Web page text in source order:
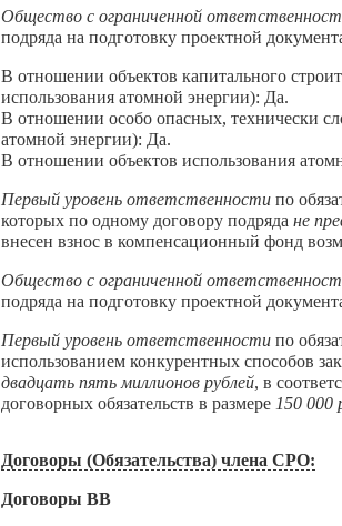
Общество с ограниченной
подряда на подготовку проектной
В отношении объектов капитального
использования атомной энергии): Да.
В отношении особо опасных, технически
атомной энергии): Да.
В отношении объектов использования
Первый уровень ответственности по
которых по одному договору подрядане
внесен взнос в компенсационный фонд
Общество с ограниченной
подряда на подготовку проектной
Первый уровень ответственности по
использованием конкурентных способов
двадцать пять миллионов рублей, в
договорных обязательств в размере 150 000
Договоры (Обязательства) члена СРО:
Договоры ВВ